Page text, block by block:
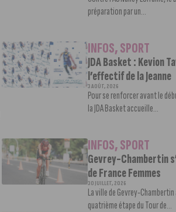
préparation par un...
INFOS,SPORT
JDA Basket : Kevion
l’effectif de la Jeanne
3 AOÛT, 2026
Pour se renforcer avant le
la JDA Basket accueille...
INFOS,SPORT
Gevrey-Chambertin
de France Femmes
30 JUILLET, 2026
La ville de Gevrey-
quatrième étape du Tour de...